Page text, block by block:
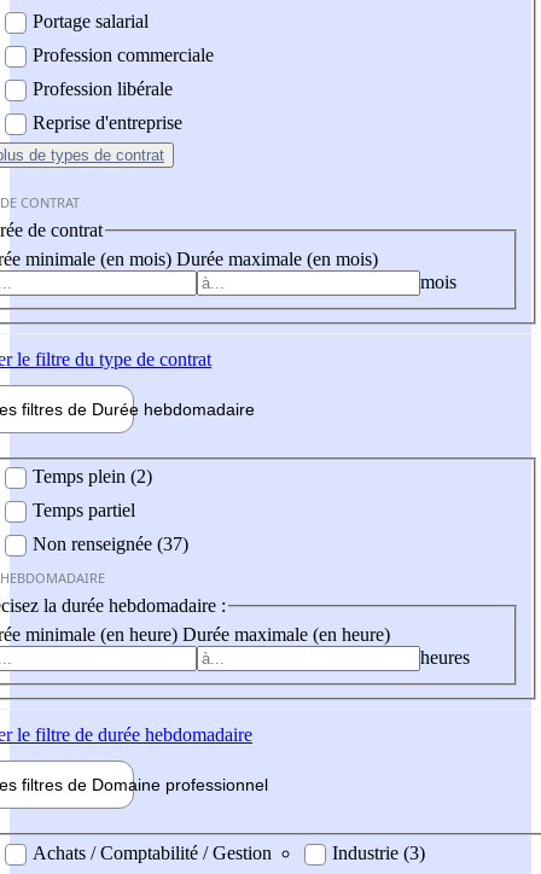
Portage salarial
Profession commerciale
Profession libérale
Reprise d'entreprise
de types de contrat
CONTRAT
de contrat
minimale (en mois) Durée maximale (en mois)
mois
le filtre du type de contrat
filtres de Durée hebdomadaire
Temps plein (2)
Temps partiel
Non renseignée (37)
la durée hebdomadaire :
minimale (en heure) Durée maximale (en heure)
heures
le filtre de durée hebdomadaire
filtres de Domaine professionnel
professionel
Achats / Comptabilité / Gestion
Industrie (3)